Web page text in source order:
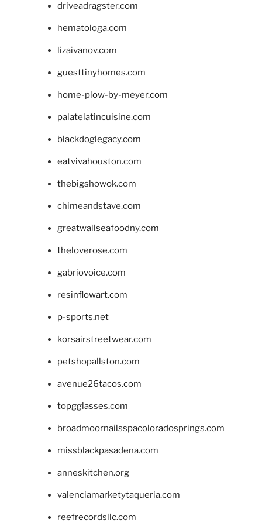
driveadragster.com
hematologa.com
lizaivanov.com
guesttinyhomes.com
home-plow-by-meyer.com
palatelatincuisine.com
blackdoglegacy.com
eatvivahouston.com
thebigshowok.com
chimeandstave.com
greatwallseafoodny.com
theloverose.com
gabriovoice.com
resinflowart.com
p-sports.net
korsairstreetwear.com
petshopallston.com
avenue26tacos.com
topgglasses.com
broadmoornailsspacoloradosprings.com
missblackpasadena.com
anneskitchen.org
valenciamarketytaqueria.com
reefrecordsllc.com